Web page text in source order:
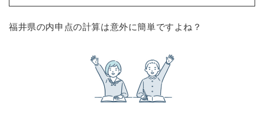
福井県の内申点の計算は意外に簡単ですよね？